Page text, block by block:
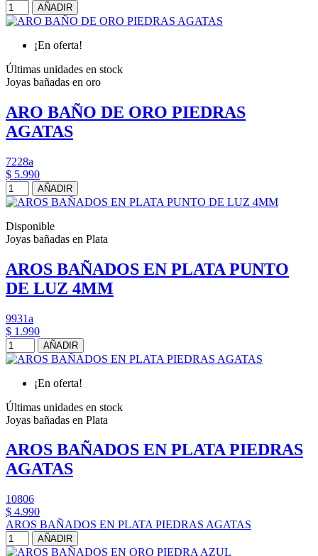
AÑADIR
¡En oferta!
Últimas unidades en stock
Joyas bañadas en oro
ARO BAÑO DE ORO PIEDRAS
AGATAS
7228a
$ 5.990
AÑADIR
Disponible
Joyas bañadas en Plata
AROS BAÑADOS EN PLATA PUNTO
DE LUZ 4MM
9931a
$ 1.990
AÑADIR
¡En oferta!
Últimas unidades en stock
Joyas bañadas en Plata
AROS BAÑADOS EN PLATA PIEDRAS
AGATAS
10806
$ 4.990
AROS BAÑADOS EN PLATA PIEDRAS AGATAS
AÑADIR